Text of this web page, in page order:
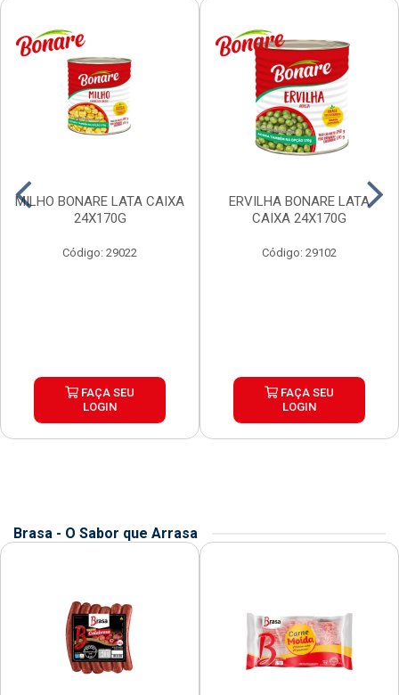
MILHO BONARE LATA CAIXA
24X170G
Código: 29022
FAÇA SEU
LOGIN
ERVILHA BONARE LATA
CAIXA 24X170G
Código: 29102
FAÇA SEU
LOGIN
Brasa - O Sabor que Arrasa